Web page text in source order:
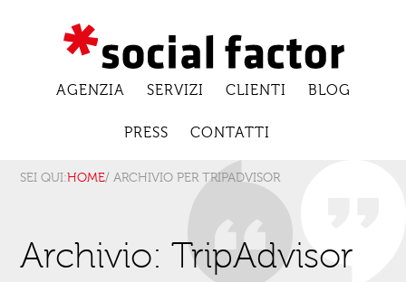
AGENZIA SERVIZI CLIENTI BLOG
PRESS CONTATTI
SEI QUI:HOME/ ARCHIVIO PER TRIPADVISOR
Archivio: TripAdvisor